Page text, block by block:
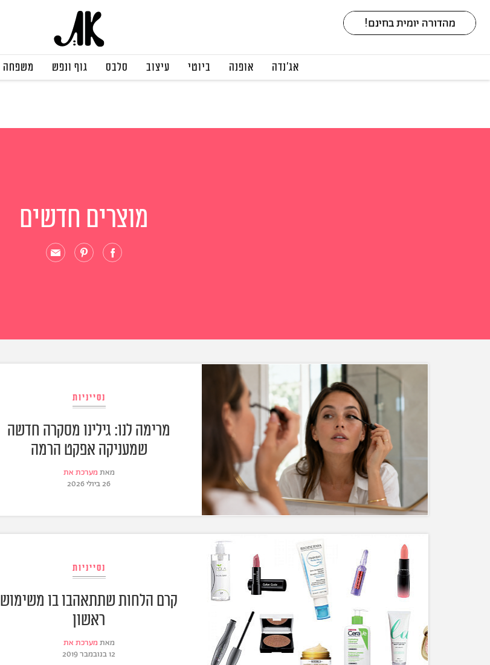
אג׳נדה אופנה ביוטי עיצוב סלבס גוף ונפש משפחה
מוצרים חדשים
נסייניות
מרימה לנו: גילינו מסקרה חדשה
שמעניקה אפקט הרמה
מאת מערכת את
26 ביולי 2026
נסייניות
קרם הלחות שתתאהבו בו משימוש
ראשון
מאת מערכת את
12 בנובמבר 2019